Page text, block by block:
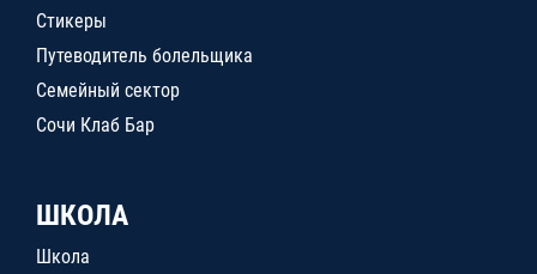
Стикеры
Путеводитель болельщика
Семейный сектор
Сочи Клаб Бар
ШКОЛА
Школа